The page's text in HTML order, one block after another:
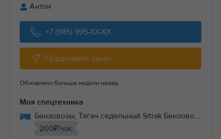
Антон
+7 (985) 995-XX-XX
Предложить заказ
Обновлено больше недели назад
Моя спецтехника
Бензовозы, Тягач седельный Sitrak Бензово...
200₽/час